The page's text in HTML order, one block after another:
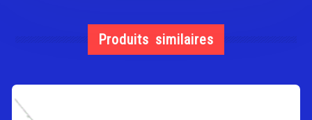
Produits similaires